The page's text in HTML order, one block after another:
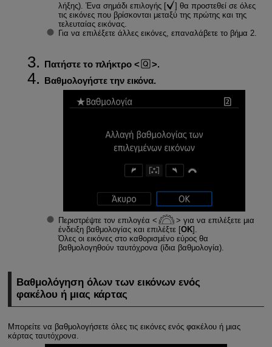
λήξης). Ένα σημάδι επιλογής [
] θα προστεθεί σε όλες
τις εικόνες που βρίσκονται μεταξύ της πρώτης και της
τελευταίας εικόνας.
Για να επιλέξετε άλλες εικόνες, επαναλάβετε το βήμα 2.
Πατήστε το πλήκτρο
.
Βαθμολογήστε την εικόνα.
Περιστρέψτε τον επιλογέα
για να επιλέξετε μια
ένδειξη βαθμολογίας και επιλέξτε [ΟΚ].
Όλες οι εικόνες στο καθορισμένο εύρος θα
βαθμολογηθούν ταυτόχρονα (ίδια βαθμολογία).
Βαθμολόγηση όλων των εικόνων ενός
φακέλου ή μιας κάρτας
Μπορείτε να βαθμολογήσετε όλες τις εικόνες ενός φακέλου ή μιας
κάρτας ταυτόχρονα.